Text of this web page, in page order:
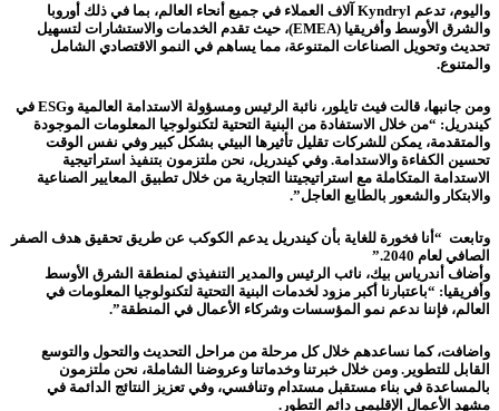
واليوم، تدعم Kyndryl آلاف العملاء في جميع أنحاء العالم، بما في ذلك أوروبا
والشرق الأوسط وأفريقيا (EMEA)، حيث تقدم الخدمات والاستشارات لتسهيل
تحديث وتحويل الصناعات المتنوعة، مما يساهم في النمو الاقتصادي الشامل
والمتنوع.
ومن جانبها، قالت فيث تايلور، نائبة الرئيس ومسؤولة الاستدامة العالمية وESG في
كيندريل: “من خلال الاستفادة من البنية التحتية لتكنولوجيا المعلومات الموجودة
والمتقدمة، يمكن للشركات تقليل تأثيرها البيئي بشكل كبير وفي نفس الوقت
تحسين الكفاءة والاستدامة. وفي كيندريل، نحن ملتزمون بتنفيذ استراتيجية
الاستدامة المتكاملة مع استراتيجيتنا التجارية من خلال تطبيق المعايير الصناعية
والابتكار والشعور بالطابع العاجل”.
وتابعت “أنا فخورة للغاية بأن كيندريل يدعم الكوكب عن طريق تحقيق هدف الصفر
الصافي لعام 2040.”
وأضاف أندرياس بيك، نائب الرئيس والمدير التنفيذي لمنطقة الشرق الأوسط
وأفريقيا: “باعتبارنا أكبر مزود لخدمات البنية التحتية لتكنولوجيا المعلومات في
العالم، فإننا ندعم نمو المؤسسات وشركاء الأعمال في المنطقة”.
واضافت، كما نساعدهم خلال كل مرحلة من مراحل التحديث والتحول والتوسع
القابل للتطوير. ومن خلال خبرتنا وخدماتنا وعروضنا الشاملة، نحن ملتزمون
بالمساعدة في بناء مستقبل مستدام وتنافسي، وفي تعزيز النتائج الدائمة في
مشهد الأعمال الإقليمي دائم التطور.